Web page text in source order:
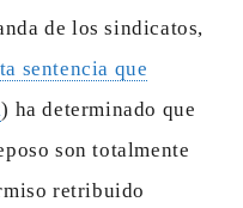
de los sindicatos,
sentencia que
) ha determinado que
son totalmente
retribuido